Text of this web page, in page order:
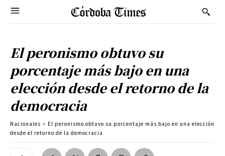
El peronismo obtuvo su
porcentaje más bajo en una
elección desde el retorno de la
democracia
Nacionales
El peronismo obtuvo su porcentaje más bajo en una elección
desde el retorno de la democracia